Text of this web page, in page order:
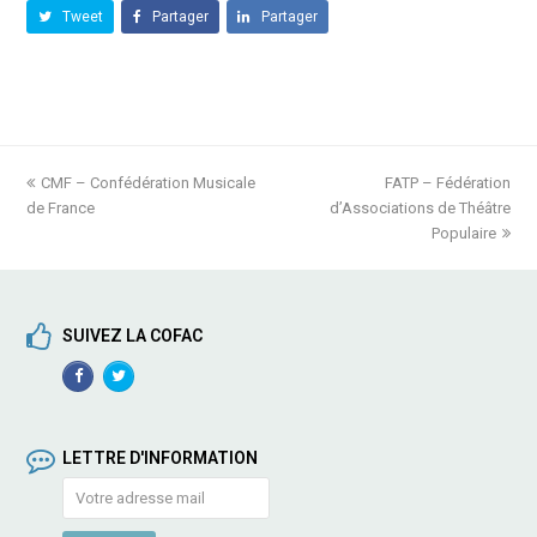
Tweet Partager Partager
previous
post:
CMF – Confédération Musicale
de France
next
post:
FATP – Fédération
d’Associations de Théâtre
Populaire
SUIVEZ LA COFAC
FacebookTwitterProfile
LETTRE D'INFORMATION